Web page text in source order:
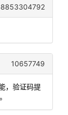
10657749
，验证码提